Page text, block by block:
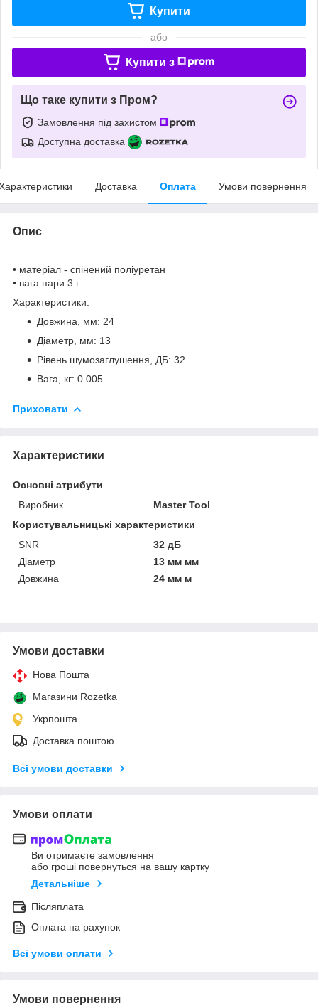
Купити
або
Купити з
Що таке купити з Пром?
Замовлення під захистом
Доступна доставка
Доставка Оплата Умови повернення
Опис
• матеріал - спінений поліуретан
• вага пари 3 г
Характеристики:
Довжина, мм: 24
Діаметр, мм: 13
Рівень шумозаглушення, ДБ: 32
Вага, кг: 0.005
Приховати
Характеристики
Основні атрибути
Виробник
Master Tool
Користувальницькі характеристики
SNR
32 дБ
Діаметр
13 мм мм
Довжина
24 мм м
Умови доставки
Нова Пошта
Магазини Rozetka
Укрпошта
Доставка поштою
Всі умови доставки
Умови оплати
Ви отримаєте замовлення
або гроші повернуться на вашу картку
Детальніше
Післяплата
Оплата на рахунок
Всі умови оплати
Умови повернення